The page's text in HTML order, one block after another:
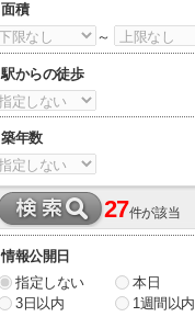
面積
～
駅からの徒歩
築年数
27件が該当
情報公開日
指定しない
本日
3日以内
1週間以内